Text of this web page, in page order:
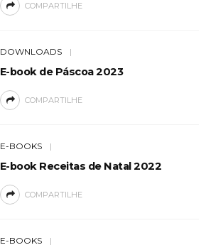
COMPARTILHE
DOWNLOADS
E-book de Páscoa 2023
COMPARTILHE
E-BOOKS
E-book Receitas de Natal 2022
COMPARTILHE
E-BOOKS